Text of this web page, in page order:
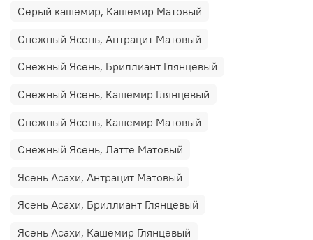
Серый кашемир, Кашемир Матовый
Снежный Ясень, Антрацит Матовый
Снежный Ясень, Бриллиант Глянцевый
Снежный Ясень, Кашемир Глянцевый
Снежный Ясень, Кашемир Матовый
Снежный Ясень, Латте Матовый
Ясень Асахи, Антрацит Матовый
Ясень Асахи, Бриллиант Глянцевый
Ясень Асахи, Кашемир Глянцевый